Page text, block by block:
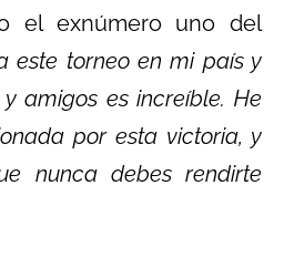
el exnúmero uno del
este torneo en mi país y
amigos es increíble. He
por esta victoria, y
nunca debes rendirte